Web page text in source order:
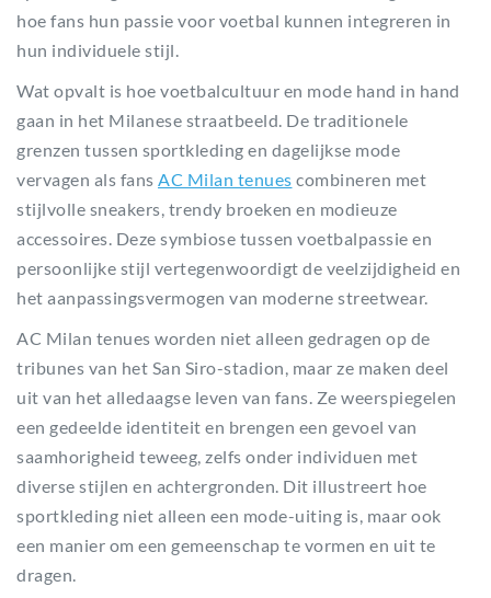
hoe fans hun passie voor voetbal kunnen integreren in
hun individuele stijl.
Wat opvalt is hoe voetbalcultuur en mode hand in hand
gaan in het Milanese straatbeeld. De traditionele
grenzen tussen sportkleding en dagelijkse mode
vervagen als fans AC Milan tenues combineren met
stijlvolle sneakers, trendy broeken en modieuze
accessoires. Deze symbiose tussen voetbalpassie en
persoonlijke stijl vertegenwoordigt de veelzijdigheid en
het aanpassingsvermogen van moderne streetwear.
AC Milan tenues worden niet alleen gedragen op de
tribunes van het San Siro-stadion, maar ze maken deel
uit van het alledaagse leven van fans. Ze weerspiegelen
een gedeelde identiteit en brengen een gevoel van
saamhorigheid teweeg, zelfs onder individuen met
diverse stijlen en achtergronden. Dit illustreert hoe
sportkleding niet alleen een mode-uiting is, maar ook
een manier om een gemeenschap te vormen en uit te
dragen.